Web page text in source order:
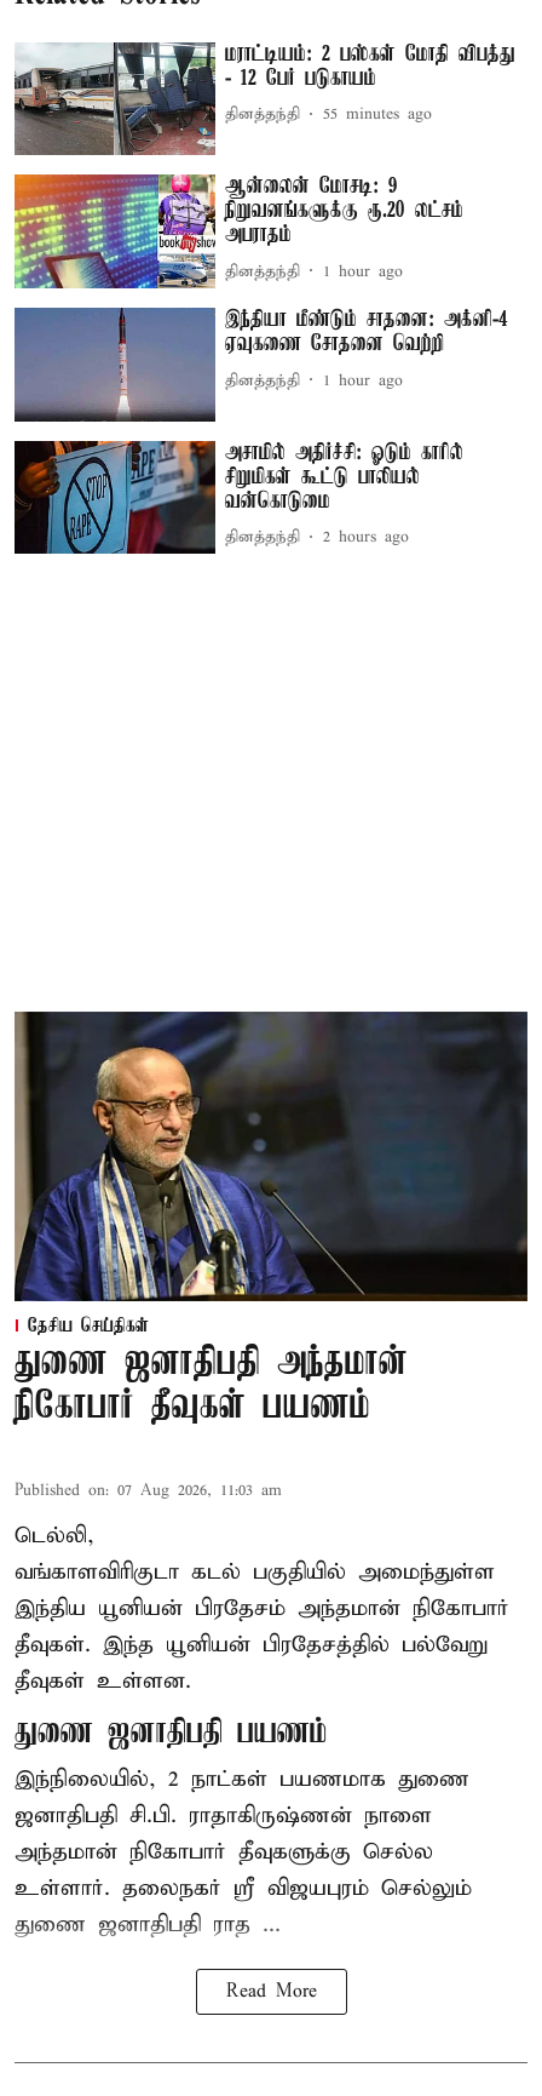
மராட்டியம்: 2 பஸ்கள் மோதி விபத்து
- 12 பேர் படுகாயம்
தினத்தந்தி 55 minutes ago
ஆன்லைன் மோசடி: 9
நிறுவனங்களுக்கு ரூ.20 லட்சம்
அபராதம்
தினத்தந்தி 1 hour ago
இந்தியா மீண்டும் சாதனை: அக்னி-4
ஏவுகணை சோதனை வெற்றி
தினத்தந்தி 1 hour ago
அசாமில் அதிர்ச்சி: ஓடும் காரில்
சிறுமிகள் கூட்டு பாலியல்
வன்கொடுமை
தினத்தந்தி 2 hours ago
தேசிய செய்திகள்
துணை ஜனாதிபதி அந்தமான்
நிகோபார் தீவுகள் பயணம்
Published on: 07 Aug 2026, 11:03 am
டெல்லி,
வங்காளவிரிகுடா கடல் பகுதியில் அமைந்துள்ள
இந்திய யூனியன் பிரதேசம் அந்தமான் நிகோபார்
தீவுகள். இந்த யூனியன் பிரதேசத்தில் பல்வேறு
தீவுகள் உள்ளன.
துணை ஜனாதிபதி பயணம்
இந்நிலையில், 2 நாட்கள் பயணமாக துணை
ஜனாதிபதி சி.பி. ராதாகிருஷ்ணன் நாளை
அந்தமான் நிகோபார் தீவுகளுக்கு செல்ல
உள்ளார். தலைநகர் ஸ்ரீ விஜயபுரம் செல்லும்
துணை ஜனாதிபதி ராத ...
Read More